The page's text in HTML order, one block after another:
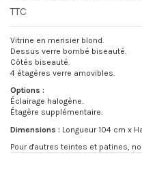
TTC
Vitrine en merisier blond.
Dessus verre bombé biseauté.
Côtés biseauté.
4 étagères verre amovibles.
Options :
Éclairage halogène.
Étagère supplémentaire.
Dimensions : Longueur 104 cm x
Pour d'autres teintes et patines,